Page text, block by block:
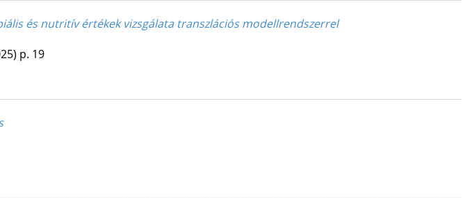
és nutritív értékek vizsgálata transzlációs modellrendszerrel
p. 19